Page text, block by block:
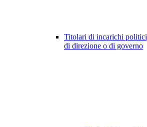
Titolari di incarichi
di direzione o di governo